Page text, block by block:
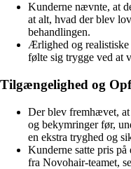
Kunderne nævnte, at
at alt, hvad der blev
behandlingen.
Ærlighed og
følte sig trygge ved at
Tilgængelighed og
Der blev fremhævet,
og bekymringer før,
en ekstra tryghed og
Kunderne satte pris
fra Novohair-teamet,